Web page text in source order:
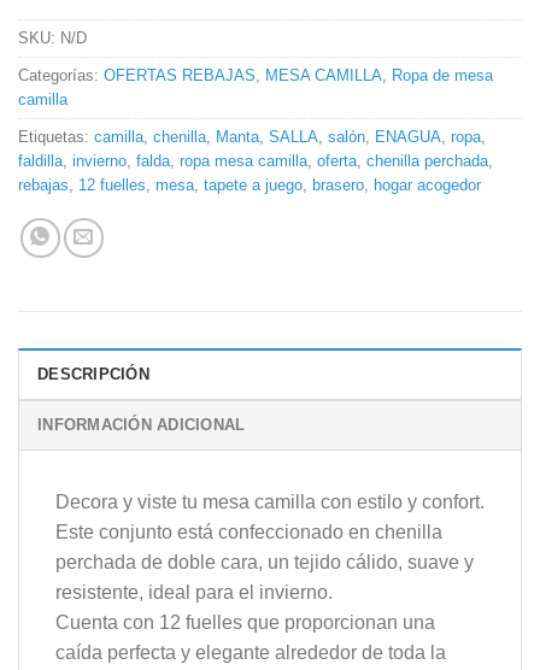
SKU: N/D
Categorías: OFERTAS REBAJAS MESA CAMILLA
Ropa de mesa
camilla
Etiquetas: camilla chenilla Manta SALLA salón ENAGUA ropa
faldilla invierno falda ropa mesa camilla oferta chenilla perchada
rebajas
12 fuelles mesa tapete a juego brasero hogar acogedor
DESCRIPCIÓN
INFORMACIÓN ADICIONAL
Decora y viste tu mesa camilla con estilo y confort.
Este conjunto está confeccionado en chenilla
perchada de doble cara, un tejido cálido, suave y
resistente, ideal para el invierno.
Cuenta con 12 fuelles que proporcionan una
caída perfecta y elegante alrededor de toda la